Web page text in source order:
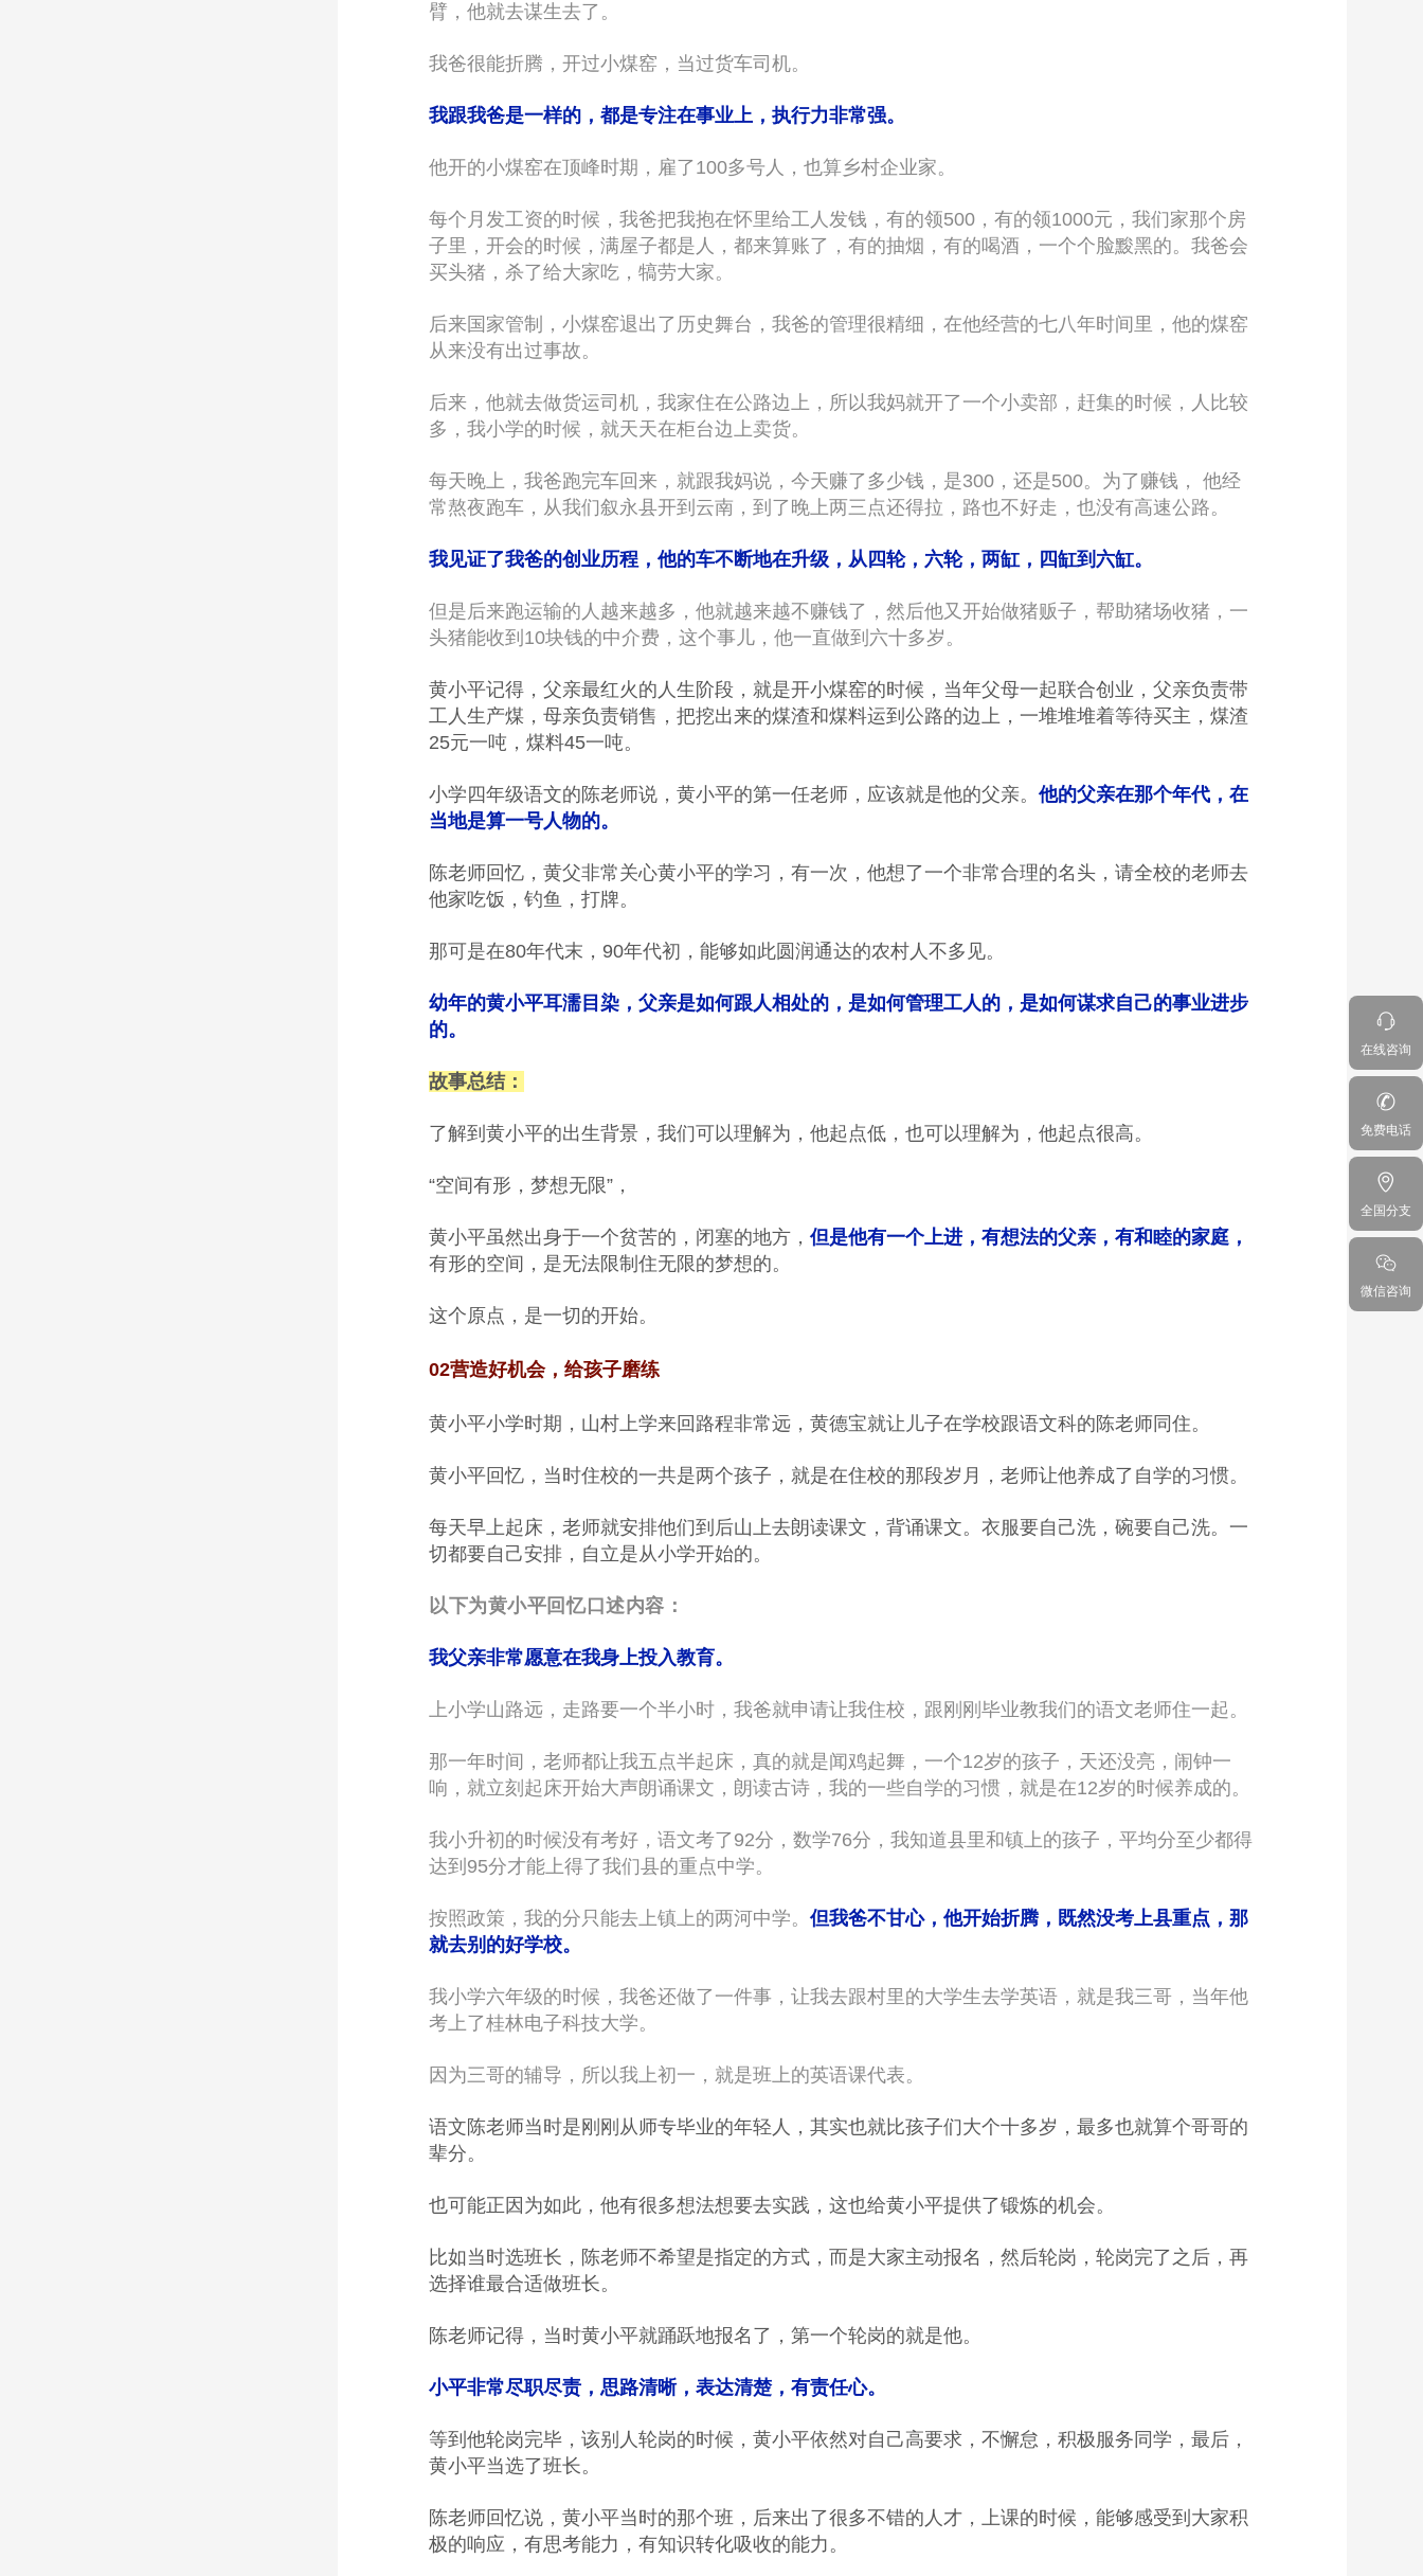
臂，他就去谋生去了。
我爸很能折腾，开过小煤窑，当过货车司机。
我跟我爸是一样的，都是专注在事业上，执行力非常强。
他开的小煤窑在顶峰时期，雇了100多号人，也算乡村企业家。
每个月发工资的时候，我爸把我抱在怀里给工人发钱，有的领500，有的领1000元，我们家那个房
子里，开会的时候，满屋子都是人，都来算账了，有的抽烟，有的喝酒，一个个脸黢黑的。我爸会
买头猪，杀了给大家吃，犒劳大家。
后来国家管制，小煤窑退出了历史舞台，我爸的管理很精细，在他经营的七八年时间里，他的煤窑
从来没有出过事故。
后来，他就去做货运司机，我家住在公路边上，所以我妈就开了一个小卖部，赶集的时候，人比较
多，我小学的时候，就天天在柜台边上卖货。
每天晚上，我爸跑完车回来，就跟我妈说，今天赚了多少钱，是300，还是500。为了赚钱， 他经
常熬夜跑车，从我们叙永县开到云南，到了晚上两三点还得拉，路也不好走，也没有高速公路。
我见证了我爸的创业历程，他的车不断地在升级，从四轮，六轮，两缸，四缸到六缸。
但是后来跑运输的人越来越多，他就越来越不赚钱了，然后他又开始做猪贩子，帮助猪场收猪，一
头猪能收到10块钱的中介费，这个事儿，他一直做到六十多岁。
黄小平记得，父亲最红火的人生阶段，就是开小煤窑的时候，当年父母一起联合创业，父亲负责带
工人生产煤，母亲负责销售，把挖出来的煤渣和煤料运到公路的边上，一堆堆堆着等待买主，煤渣
25元一吨，煤料45一吨。
小学四年级语文的陈老师说，黄小平的第一任老师，应该就是他的父亲。 他的父亲在那个年代，在
当地是算一号人物的。
陈老师回忆，黄父非常关心黄小平的学习，有一次，他想了一个非常合理的名头，请全校的老师去
他家吃饭，钓鱼，打牌。
那可是在80年代末，90年代初，能够如此圆润通达的农村人不多见。
幼年的黄小平耳濡目染，父亲是如何跟人相处的，是如何管理工人的，是如何谋求自己的事业进步
的。
故事总结：
了解到黄小平的出生背景，我们可以理解为，他起点低，也可以理解为，他起点很高。
“空间有形，梦想无限”，
黄小平虽然出身于一个贫苦的，闭塞的地方， 但是他有一个上进，有想法的父亲，有和睦的家庭，
有形的空间，是无法限制住无限的梦想的。
这个原点，是一切的开始。
02营造好机会，给孩子磨练
黄小平小学时期，山村上学来回路程非常远，黄德宝就让儿子在学校跟语文科的陈老师同住。
黄小平回忆，当时住校的一共是两个孩子，就是在住校的那段岁月，老师让他养成了自学的习惯。
每天早上起床，老师就安排他们到后山上去朗读课文，背诵课文。衣服要自己洗，碗要自己洗。一
切都要自己安排，自立是从小学开始的。
以下为黄小平回忆口述内容：
我父亲非常愿意在我身上投入教育。
上小学山路远，走路要一个半小时，我爸就申请让我住校，跟刚刚毕业教我们的语文老师住一起。
那一年时间，老师都让我五点半起床，真的就是闻鸡起舞，一个12岁的孩子，天还没亮，闹钟一
响，就立刻起床开始大声朗诵课文，朗读古诗，我的一些自学的习惯，就是在12岁的时候养成的。
我小升初的时候没有考好，语文考了92分，数学76分，我知道县里和镇上的孩子，平均分至少都得
达到95分才能上得了我们县的重点中学。
按照政策，我的分只能去上镇上的两河中学。 但我爸不甘心，他开始折腾，既然没考上县重点，那
就去别的好学校。
我小学六年级的时候，我爸还做了一件事，让我去跟村里的大学生去学英语，就是我三哥，当年他
考上了桂林电子科技大学。
因为三哥的辅导，所以我上初一，就是班上的英语课代表。
语文陈老师当时是刚刚从师专毕业的年轻人，其实也就比孩子们大个十多岁，最多也就算个哥哥的
辈分。
也可能正因为如此，他有很多想法想要去实践，这也给黄小平提供了锻炼的机会。
比如当时选班长，陈老师不希望是指定的方式，而是大家主动报名，然后轮岗，轮岗完了之后，再
选择谁最合适做班长。
陈老师记得，当时黄小平就踊跃地报名了，第一个轮岗的就是他。
小平非常尽职尽责，思路清晰，表达清楚，有责任心。
等到他轮岗完毕，该别人轮岗的时候，黄小平依然对自己高要求，不懈怠，积极服务同学，最后，
黄小平当选了班长。
陈老师回忆说，黄小平当时的那个班，后来出了很多不错的人才，上课的时候，能够感受到大家积
极的响应，有思考能力，有知识转化吸收的能力。
在线咨询
免费电话
全国分支
微信咨询